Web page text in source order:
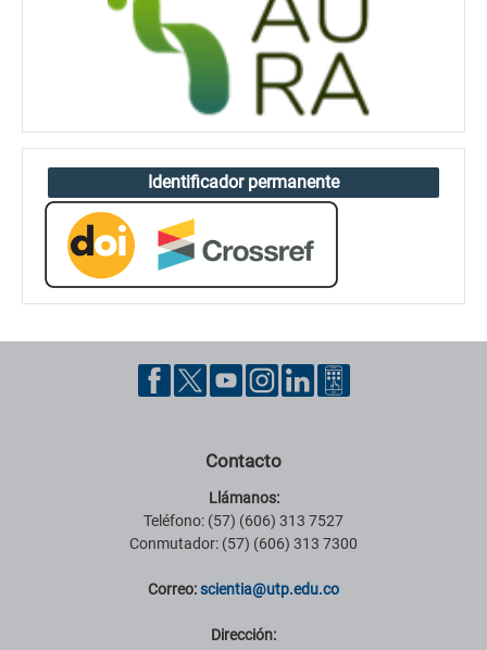
Identificador permanente
Contacto
Llámanos:
Teléfono: (57) (606) 313 7527
Conmutador: (57) (606) 313 7300
Correo:scientia@utp.edu.co
Dirección: